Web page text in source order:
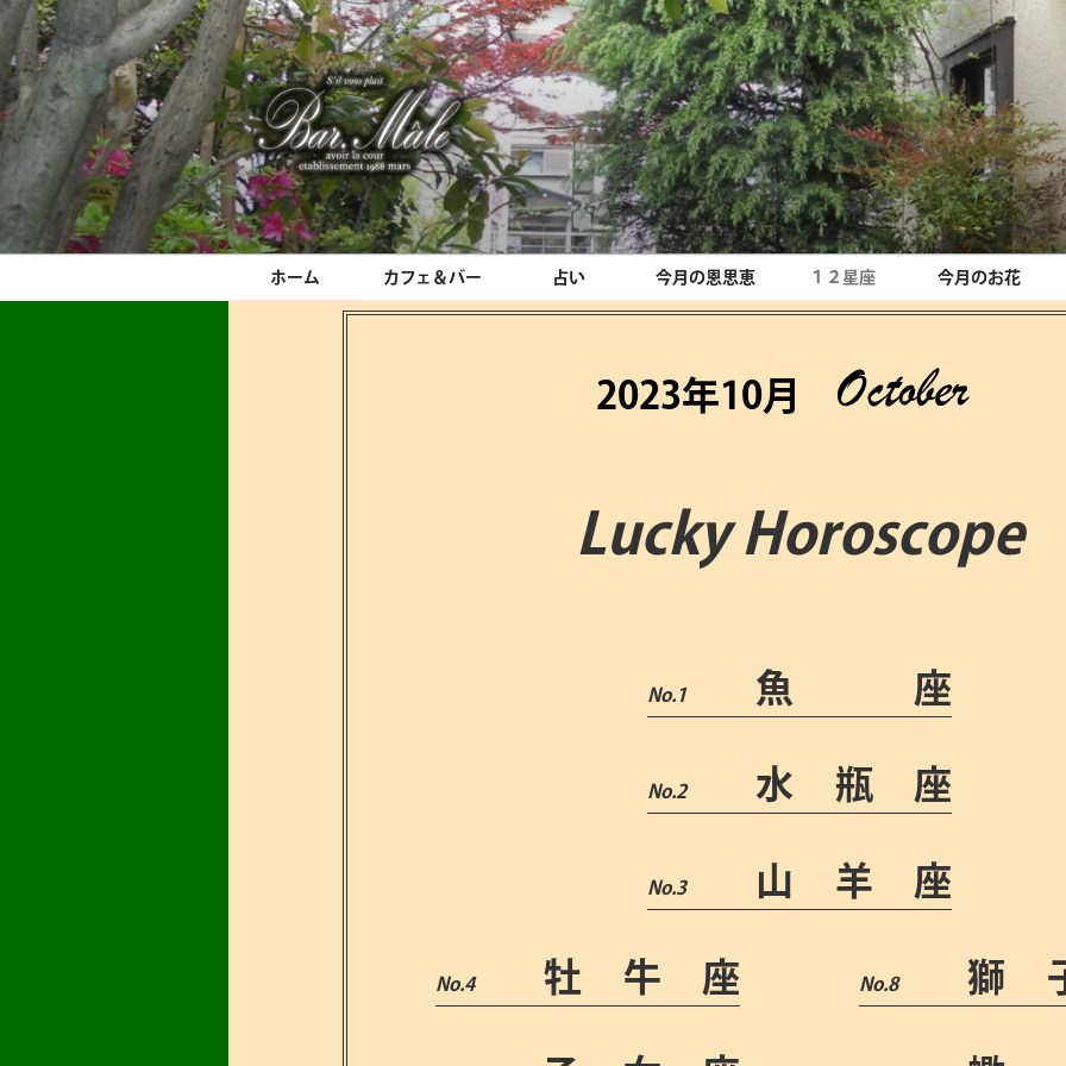
コ
ン
テ
ン
ツ
キ
ッ
Bar.Male
ホーム カフェ＆バー 占い 今月の恩思恵 １２星座 今月のお花
2023年10月
Lucky Horoscope
魚 座
水瓶座
山羊座
牡牛座 獅